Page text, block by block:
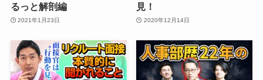
るっと解剖編
2021年1月23日
見！
2020年12月14日